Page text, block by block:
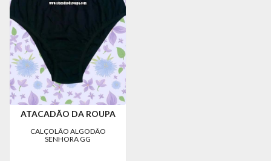
ÚNICO
BLUSAS
SALDO
NOSSAS
PROMOÇÕES
MARCASATACADÃO DA ROUPA
CALÇOLÃO ALGODÃO
SENHORA GG